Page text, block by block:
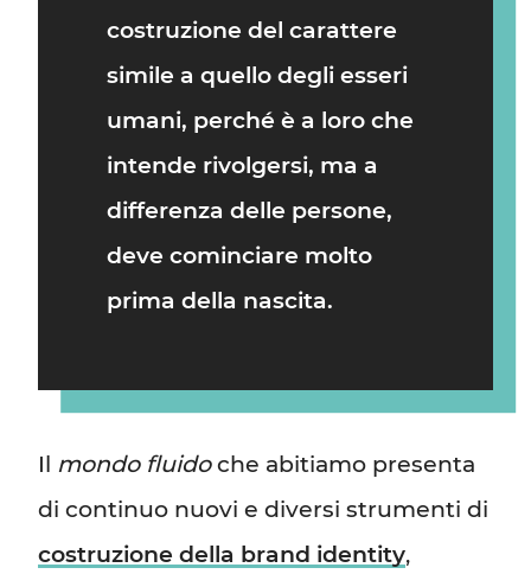
costruzione del carattere
simile a quello degli esseri
umani, perché è a loro che
intende rivolgersi, ma a
differenza delle persone,
deve cominciare molto
prima della nascita.
Il mondo fluidoche abitiamo presenta
di continuo nuovi e diversi strumenti di
costruzione della brand identity,